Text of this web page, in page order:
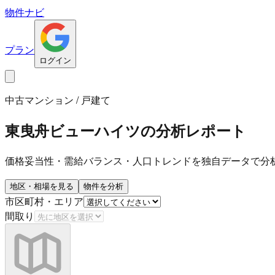
物件ナビ
プラン
ログイン
中古マンション / 戸建て
東曳舟ビューハイツの分析レポート
価格妥当性・需給バランス・人口トレンドを独自データで分
地区・相場を見る 物件を分析
市区町村・エリア
間取り